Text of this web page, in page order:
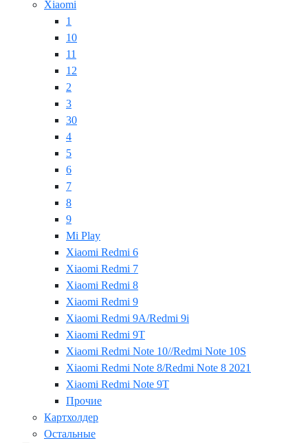
Xiaomi
1
10
11
12
2
3
30
4
5
6
7
8
9
Mi Play
Xiaomi Redmi 6
Xiaomi Redmi 7
Xiaomi Redmi 8
Xiaomi Redmi 9
Xiaomi Redmi 9A/Redmi 9i
Xiaomi Redmi 9T
Xiaomi Redmi Note 10//Redmi Note 10S
Xiaomi Redmi Note 8/Redmi Note 8 2021
Xiaomi Redmi Note 9T
Прочие
Картхолдер
Остальные